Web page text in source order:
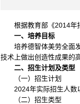
根据教育部《2014年
一、培养目标
培养德智体美劳全面
技术上做出创造性成果的
二、招生计划及类型
（一）招生计划
2024年实际招生人数
（二）招生类型